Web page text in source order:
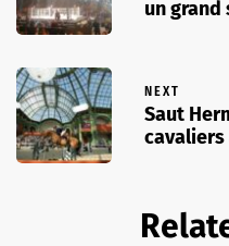
un grand
NEXT
Saut
cavaliers